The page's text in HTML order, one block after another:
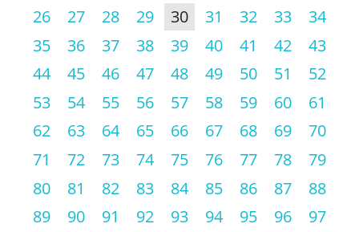
26
27 28 29 30 31 32 33
34
35
36 37 38 39 40 41 42
43
44
45 46 47 48 49 50 51
52
53
54 55 56 57 58 59 60
61
62
63 64 65 66 67 68 69
70
71
72 73 74 75 76 77 78
79
80
81 82 83 84 85 86 87
88
89
90 91 92 93 94 95 96
97